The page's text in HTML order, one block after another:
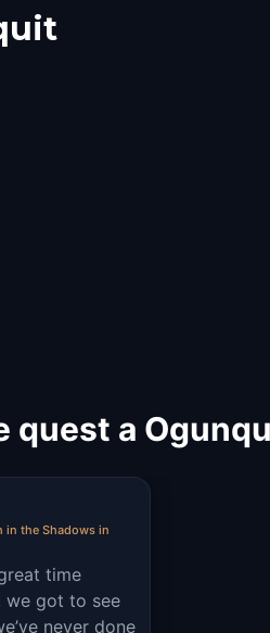
quest a
in the Shadows in
time
we got to see
never done